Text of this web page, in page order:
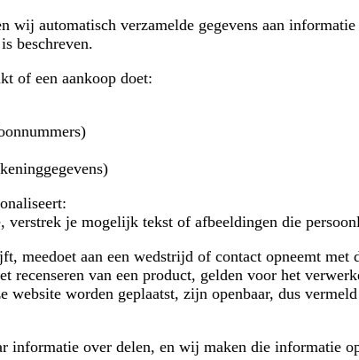
wij automatisch verzamelde gegevens aan
beschreven.
of een aankoop doet:
verstrek je mogelijk tekst of afbeeldingen die
meedoet aan een wedstrijd of contact opneemt met
van een product, gelden voor het
worden geplaatst, zijn openbaar, dus
informatie over delen, en wij maken die informatie